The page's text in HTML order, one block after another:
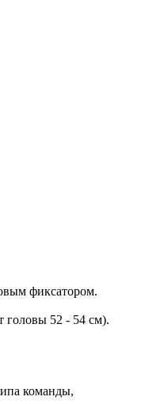
фиксатором.
головы 52 - 54 см).
команды,